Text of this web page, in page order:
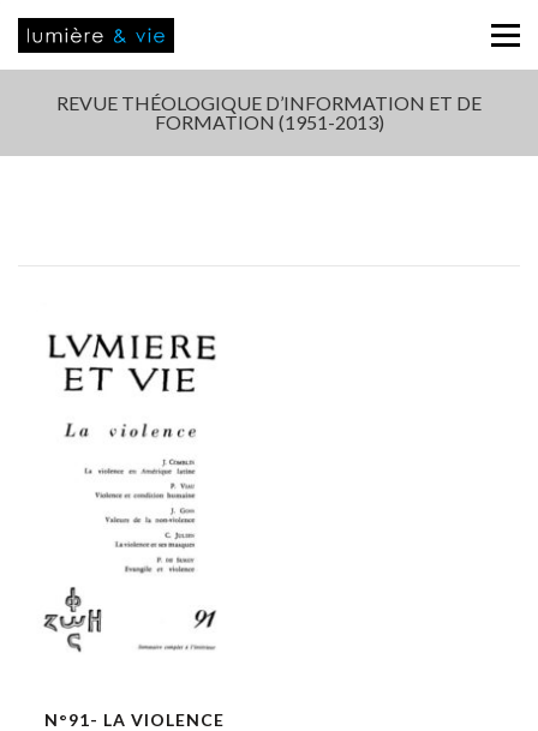
REVUE THÉOLOGIQUE D’INFORMATION ET DE
FORMATION (1951-2013)
N°91- LA VIOLENCE